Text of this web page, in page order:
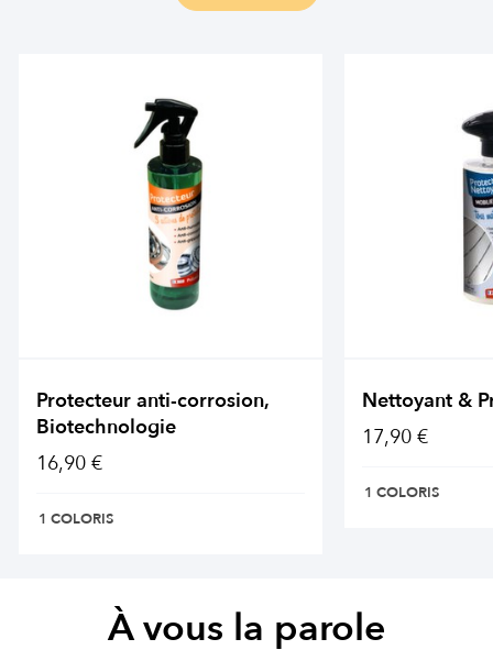
Protecteur anti-corrosion,
Biotechnologie
16,90 €
1 COLORIS
Nettoyant &
17,90 €
1 COLORIS
À vous la parole